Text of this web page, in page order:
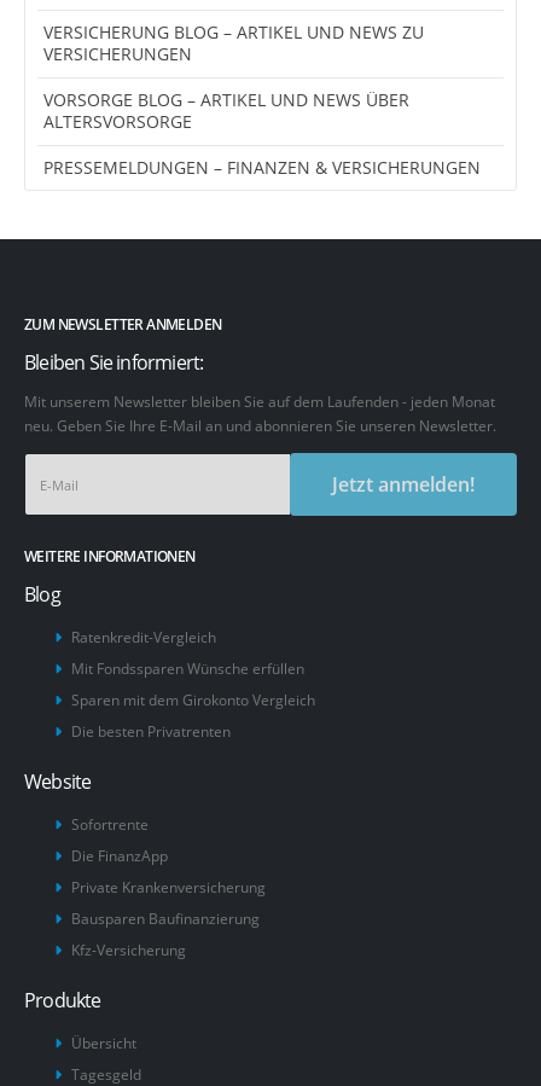
VERSICHERUNG BLOG – ARTIKEL UND NEWS ZU
VERSICHERUNGEN
VORSORGE BLOG – ARTIKEL UND NEWS ÜBER
ALTERSVORSORGE
PRESSEMELDUNGEN – FINANZEN & VERSICHERUNGEN
ZUM NEWSLETTER ANMELDEN
Bleiben Sie informiert:
Mit unserem Newsletter bleiben Sie auf dem Laufenden - jeden Monat
neu. Geben Sie Ihre E-Mail an und abonnieren Sie unseren Newsletter.
Jetzt anmelden!
WEITERE INFORMATIONEN
Blog
Ratenkredit-Vergleich
Mit Fondssparen Wünsche erfüllen
Sparen mit dem Girokonto Vergleich
Die besten Privatrenten
Website
Sofortrente
Die FinanzApp
Private Krankenversicherung
Bausparen Baufinanzierung
Kfz-Versicherung
Produkte
Übersicht
Tagesgeld